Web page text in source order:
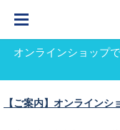
オンラインショップ
【ご案内】オンライン